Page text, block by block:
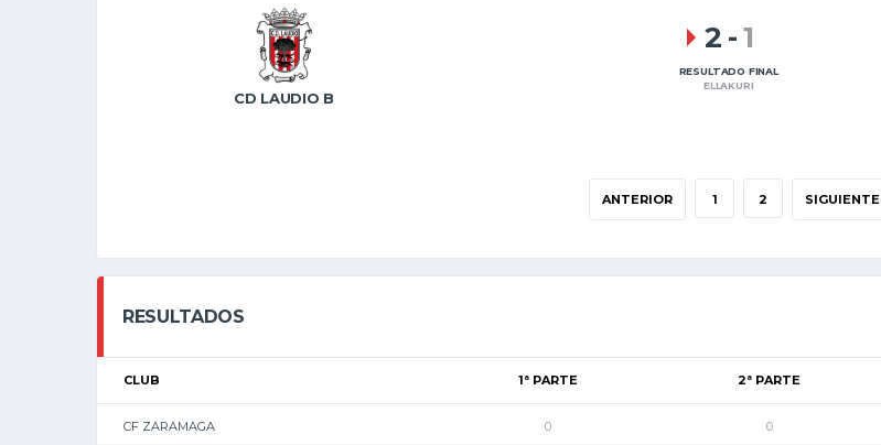
CD LAUDIO B
2 -1
RESULTADO FINAL
ELLAKURI
ANTERIOR 1 2 SIGUIENTE
RESULTADOS
CLUB 1ª PARTE 2ª PARTE
CF ZARAMAGA 0 0